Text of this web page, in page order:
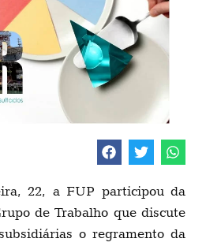
22, a FUP participou da
de Trabalho que discute
o regramento da